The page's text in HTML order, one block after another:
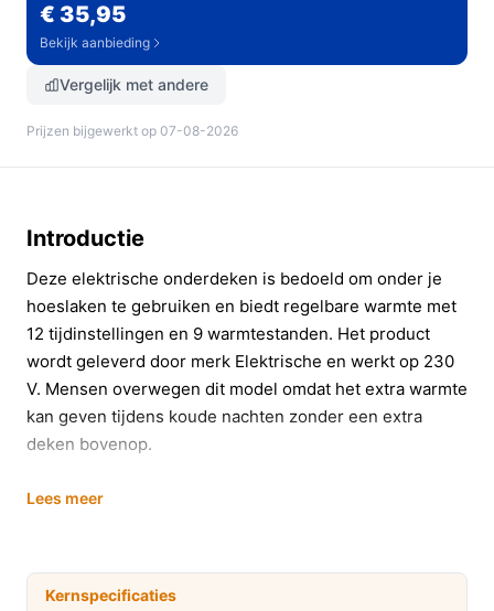
€ 35,95
Bekijk aanbieding
Vergelijk met andere
Prijzen bijgewerkt op 07-08-2026
Introductie
Deze elektrische onderdeken is bedoeld om onder je
hoeslaken te gebruiken en biedt regelbare warmte met
12 tijdinstellingen en 9 warmtestanden. Het product
wordt geleverd door merk Elektrische en werkt op 230
V. Mensen overwegen dit model omdat het extra warmte
kan geven tijdens koude nachten zonder een extra
deken bovenop.
In 20 seconden beslissen
zwarte polyester uitvoering wilt.
Lees meer
Kernspecificaties